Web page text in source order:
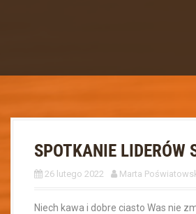
SPOTKANIE LIDERÓW
26 lutego 2022 Marta
Niech kawa i dobre ciasto Was nie